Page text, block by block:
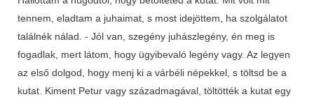
tennem, eladtam a juhaimat, s most idejöttem, ha szolgálatot
találnék nálad. - Jól van, szegény juhászlegény, én meg is
fogadlak, mert látom, hogy ügyibevaló legény vagy. Az legyen
az első dolgod, hogy menj ki a várbéli népekkel, s töltsd be a
kutat. Kiment Petur vagy századmagával, töltötték a kutat egy